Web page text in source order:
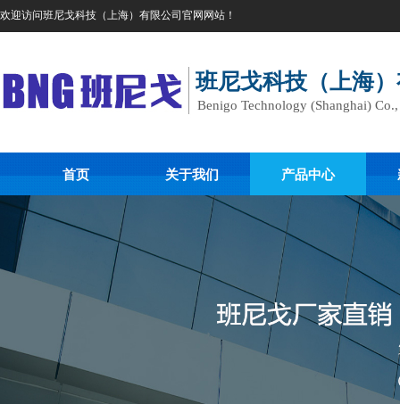
欢迎访问班尼戈科技（上海）有限公司官网网站！
班尼戈科技（上海
Benigo Technology (Shanghai)
首页 关于我们 产品中心